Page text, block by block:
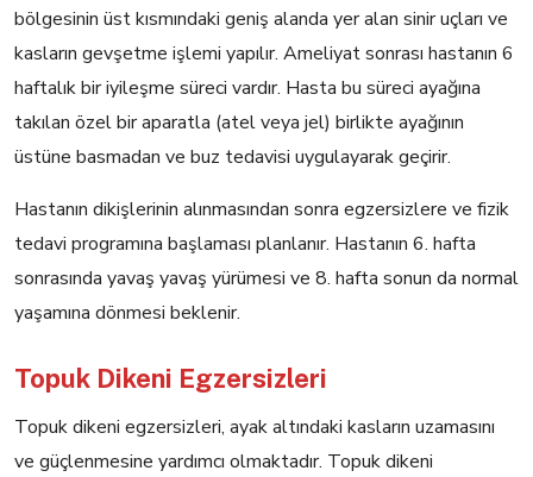
bölgesinin üst kısmındaki geniş alanda yer alan sinir uçları ve
kasların gevşetme işlemi yapılır. Ameliyat sonrası hastanın 6
haftalık bir iyileşme süreci vardır. Hasta bu süreci ayağına
takılan özel bir aparatla (atel veya jel) birlikte ayağının
üstüne basmadan ve buz tedavisi uygulayarak geçirir.
Hastanın dikişlerinin alınmasından sonra egzersizlere ve fizik
tedavi programına başlaması planlanır. Hastanın 6. hafta
sonrasında yavaş yavaş yürümesi ve 8. hafta sonun da normal
yaşamına dönmesi beklenir.
Topuk Dikeni Egzersizleri
Topuk dikeni egzersizleri, ayak altındaki kasların uzamasını
ve güçlenmesine yardımcı olmaktadır. Topuk dikeni